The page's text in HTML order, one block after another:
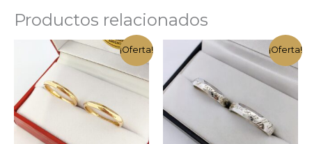
Productos relacionados
¡Oferta! ¡Oferta!